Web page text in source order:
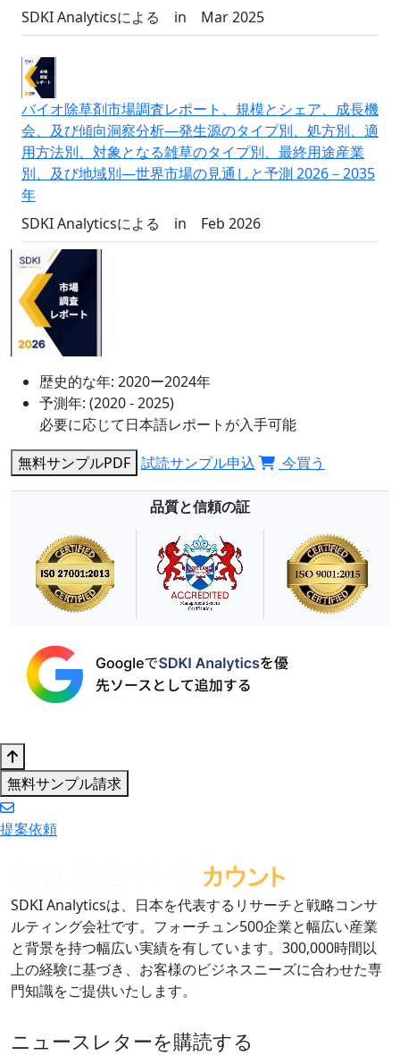
SDKI Analyticsによる
in Mar 2025
バイオ除草剤市場調査レポート、規模とシェア、成長機
会、及び傾向洞察分析―発生源のタイプ別、処方別、適
用方法別、対象となる雑草のタイプ別、最終用途産業
別、及び地域別―世界市場の見通しと予測 2026－2035
年
SDKI Analyticsによる
in Feb 2026
歴史的な年: 2020ー2024年
予測年: (2020 - 2025)
必要に応じて日本語レポートが入手可能
無料サンプルPDF 試読サンプル申込 今買う
品質と信頼の証
無料サンプル請求
提案依頼
SDKI Analyticsは、日本を代表するリサーチと戦略コンサ
ルティング会社です。フォーチュン500企業と幅広い産業
と背景を持つ幅広い実績を有しています。300,000時間以
上の経験に基づき、お客様のビジネスニーズに合わせた専
門知識をご提供いたします。
ニュースレターを購読する